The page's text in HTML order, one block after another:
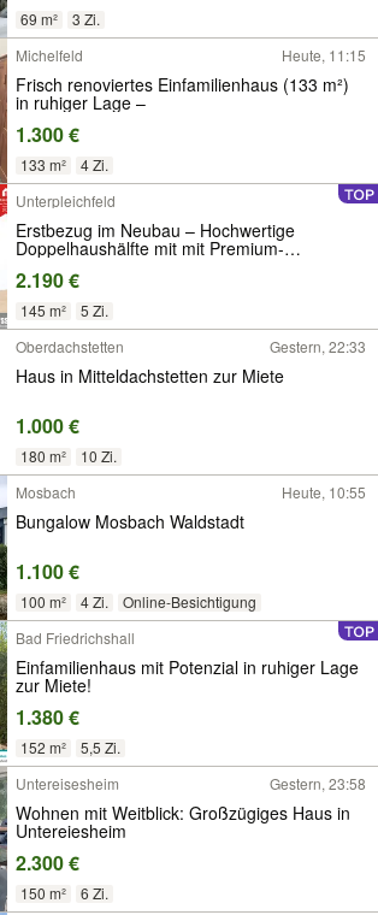
69 m²
3 Zi.
Michelfeld
Heute, 11:15
Frisch renoviertes Einfamilienhaus (133 m²)
in ruhiger Lage –
1.300 €
133 m²
4 Zi.
Unterpleichfeld
Erstbezug im Neubau – Hochwertige
Doppelhaushälfte mit mit Premium-
Ausstattung & Garten
2.190 €
145 m²
5 Zi.
Oberdachstetten
Gestern, 22:33
Haus in Mitteldachstetten zur Miete
1.000 €
180 m²
10 Zi.
Mosbach
Heute, 10:55
Bungalow Mosbach Waldstadt
1.100 €
100 m² 4 Zi.
Online-Besichtigung
Bad Friedrichshall
Einfamilienhaus mit Potenzial in ruhiger Lage
zur Miete!
1.380 €
152 m²
5,5 Zi.
Untereisesheim
Gestern, 23:58
Wohnen mit Weitblick: Großzügiges Haus in
Untereiesheim
2.300 €
150 m² 6 Zi.